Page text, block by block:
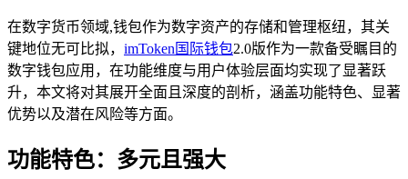
在数字货币领域,钱包作为数字资产的存储和管理枢纽，其关
键地位无可比拟， imToken 国际钱包2.0版作为一款备受瞩目的
数字钱包应用，在功能维度与用户体验层面均实现了显著跃
升，本文将对其展开全面且深度的剖析，涵盖功能特色、显著
优势以及潜在风险等方面。
功能特色：多元且强大